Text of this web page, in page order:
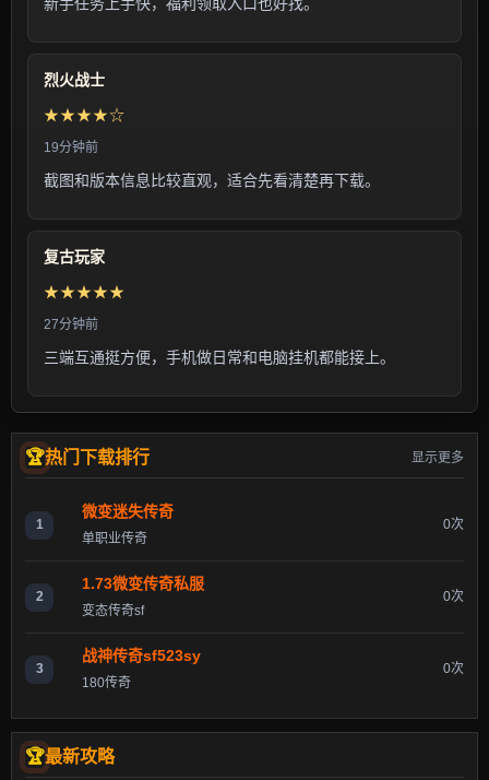
烈火战士
★★★★☆
19分钟前
截图和版本信息比较直观，适合先看清楚再下载。
复古玩家
★★★★★
27分钟前
三端互通挺方便，手机做日常和电脑挂机都能接上。
热门下载排行 显示更多
1
微变迷失传奇
单职业传奇
0次
2
1.73微变传奇私服
变态传奇sf
0次
3
战神传奇sf523sy
180传奇
0次
最新攻略